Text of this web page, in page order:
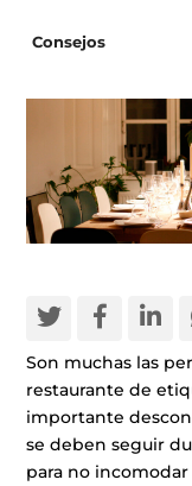
Consejos
Son muchas las
restaurante de
importante
se deben seguir
para no